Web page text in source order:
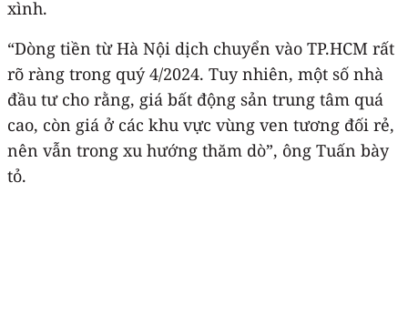
xình.
“Dòng tiền từ Hà Nội dịch chuyển vào TP.HCM rất
rõ ràng trong quý 4/2024. Tuy nhiên, một số nhà
đầu tư cho rằng, giá bất động sản trung tâm quá
cao, còn giá ở các khu vực vùng ven tương đối rẻ,
nên vẫn trong xu hướng thăm dò”, ông Tuấn bày
tỏ.